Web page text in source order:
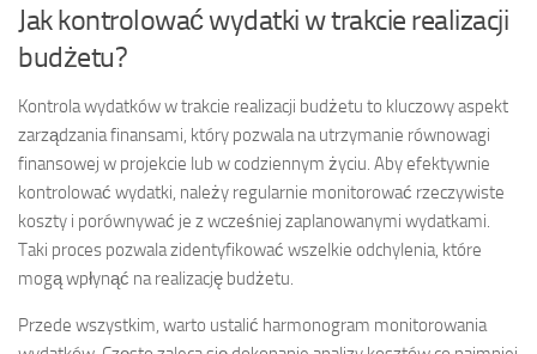
Jak kontrolować wydatki w trakcie realizacji
budżetu?
Kontrola wydatków w trakcie realizacji budżetu to kluczowy aspekt
zarządzania finansami, który pozwala na utrzymanie równowagi
finansowej w projekcie lub w codziennym życiu. Aby efektywnie
kontrolować wydatki, należy regularnie monitorować rzeczywiste
koszty i porównywać je z wcześniej zaplanowanymi wydatkami.
Taki proces pozwala zidentyfikować wszelkie odchylenia, które
mogą wpłynąć na realizację budżetu.
Przede wszystkim, warto ustalić harmonogram monitorowania